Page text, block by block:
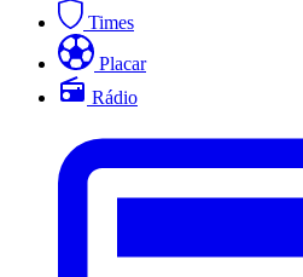
Times
Placar
Rádio